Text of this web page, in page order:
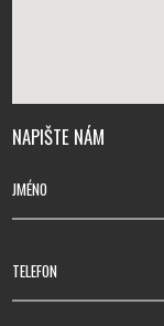
NAPIŠTE NÁM
JMÉNO
TELEFON